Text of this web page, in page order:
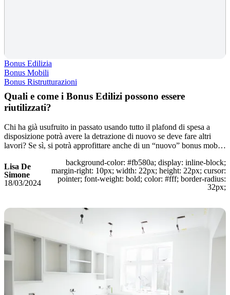
Bonus Edilizia
Bonus Mobili
Bonus Ristrutturazioni
Quali e come i Bonus Edilizi possono essere
riutilizzati?
Chi ha già usufruito in passato usando tutto il plafond di spesa a
disposizione potrà avere la detrazione di nuovo se deve fare altri
lavori? Se sì, si potrà approfittare anche di un “nuovo” bonus mob…
Lisa De
Simone
18/03/2024
background-color: #fb580a; display: inline-block;
margin-right: 10px; width: 22px; height: 22px; cursor:
pointer; font-weight: bold; color: #fff; border-radius:
32px;